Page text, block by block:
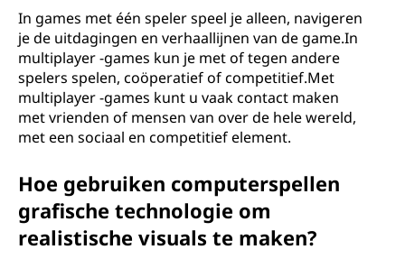
In games met één speler speel je alleen, navigeren
je de uitdagingen en verhaallijnen van de game.In
multiplayer -games kun je met of tegen andere
spelers spelen, coöperatief of competitief.Met
multiplayer -games kunt u vaak contact maken
met vrienden of mensen van over de hele wereld,
met een sociaal en competitief element.
Hoe gebruiken computerspellen
grafische technologie om
realistische visuals te maken?